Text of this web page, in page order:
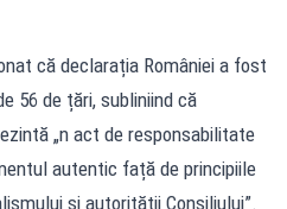
că declarația României a fost
56 de țări, subliniind că
„n act de responsabilitate
autentic față de principiile
și autorității Consiliului”.